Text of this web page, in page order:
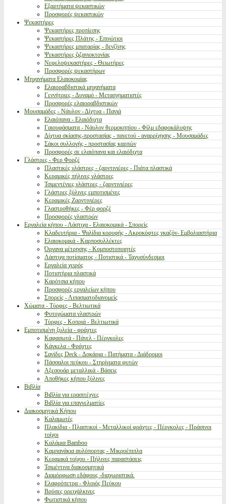
Εξαρτήματα ψεκαστικών
Προσφορές ψεκαστικών
Ψεκαστήρες
Ψεκαστήρες προπίεσης
Ψεκαστήρες Πλάτης - Επινώτιοι
Ψεκαστήρες μπαταρίας - βενζίνης
Ψεκαστήρες ζιζανιοκτονίας
Νεφελοψεκαστήρες - Θειωτήρες
Προσφορές ψεκαστήρων
Μηχανήματα Ελαιοκομίας
Ελαιοραβδιστικά μηχανήματα
Γεννήτριες - Δυναμό - Μετασχηματιστές
Προσφορές ελαιοραβδιστικών
Μουσαμάδες - Νάυλον - Δίχτυα - Πανιά
Ελαιόπανα - Ελαιόδιχτα
Γαιουφάσματα - Νάυλον θερμοκηπίου - Φίλμ εδαφοκάλυψης
Δίχτυα σκίασης-προστασίας - παγετού - αναρρίχησης - Μουσαμάδες
Σάκοι συλλογής - προστασίας καρπών
Προσφορές σε ελαιόπανα και ελαιόδιχτα
Γλάστρες - Φερ Φορζέ
Πλαστικές γλάστρες - ζαρντινιέρες - Πιάτα πλαστικά
Κεραμικές πήλινες γλάστρες
Τσιμεντένιες γλάστρες - ζαρντινιέρες
Γλάστρες ξύλινες εμποτισμένες
Κεραμικές Ζαρντινιέρες
Γλαστροθήκες - Φέρ φορζέ
Προσφορές γλαστρών
Εργαλεία κήπου - Λάστιχα - Ελαιοκομικά - Σπορείς
Κλαδευτήρια - Ψαλίδια κορυφής - Ακροκόφτες γκαζόν- Εμβολιαστήρια
Ελαιοκομικά - Καρποσυλλέκτες
Όργανα μέτρησης - Κομποστοποιητές
Λάστιχα ποτίσματος - Ποτιστικά - Ταχυσύνδεσμοι
Εργαλεία χειρός
Ποτιστήρια πλαστικά
Καρότσια κήπου
Προσφορές εργαλείων κήπου
Σπορείς - Λιπασματοδιανομείς
Χώματα - Τύρφες - Βελτιωτικά
Φυτοχώματα γλαστρών
Τύρφες - Κοπριά - Βελτιωτικά
Εμποτισμένη ξυλεία - φράχτες
Καφασωτά - Πάνελ - Πέργκολες
Κάγκελα - Φράχτες
Σανίδες Deck - Δοκάρια - Πατήματα - Διάδρομοι
Πάσσαλοι πεύκου - Στηρίγματα φυτών
Αξεσουάρ μεταλλικά - Βάσεις
Αποθήκες κήπου ξύλινες
Βιβλία
Βιβλία για ερασιτέχνες
Βιβλία για επαγγελματίες
Διακοσμητικά Κήπου
Καλαμωτές
Πλακίδια - Πλαστικοί - Μεταλλικοί φράχτες - Πέργκολες - Πράσινοι
τοίχοι
Καλάμια Bamboo
Καμπανάκια αυλόπορτας - Μικροέπιπλα
Κεραμικά τοίχου - Πήλινες παραστάσεις
Τσιμέντινα διακοσμητικά
Διαμόρφωση εδάφους -διαχωριστικά.
Ελαφρόπετρα - Φλοιός Πεύκου
Βρύσες ορειχάλκινες
Φωτιστικά κήπου